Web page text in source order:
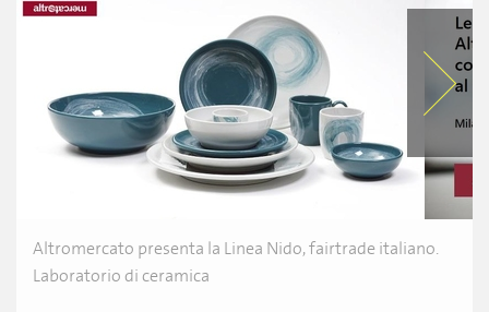
Altromercato presenta la Linea Nido, fairtrade italiano.
Laboratorio di ceramica